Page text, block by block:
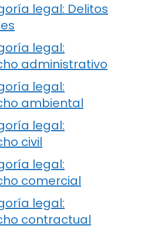
legal: Delitos
legal:
administrativo
legal:
ambiental
legal:
civil
legal:
comercial
legal:
contractual